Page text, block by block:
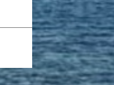
familia y tuvo la grieta
generalisimo Franco
de torturas,
prisiones. El dolor
trasladado a la piel,
padecido. El relato
el canto a Galicia,